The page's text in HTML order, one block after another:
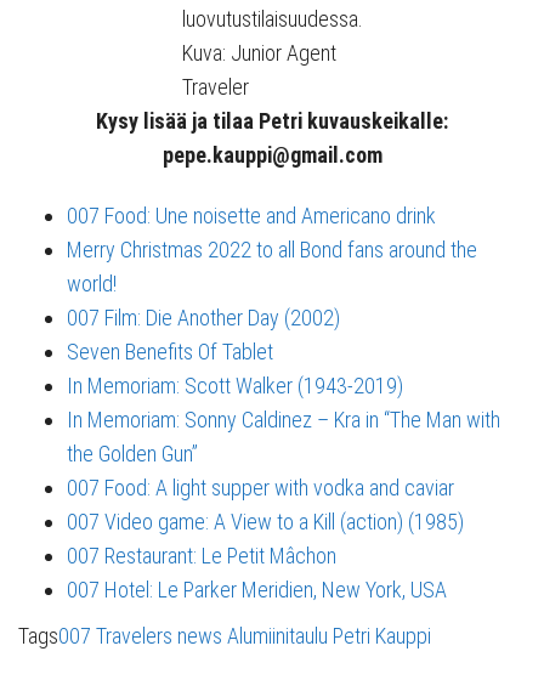
luovutustilaisuudessa.
Kuva: Junior Agent
Traveler
Kysy lisää ja tilaa Petri kuvauskeikalle:
pepe.kauppi@gmail.com
007 Food: Une noisette and Americano drink
Merry Christmas 2022 to all Bond fans around the
world!
007 Film: Die Another Day (2002)
Seven Benefits Of Tablet
In Memoriam: Scott Walker (1943-2019)
In Memoriam: Sonny Caldinez – Kra in “The Man with
the Golden Gun”
007 Food: A light supper with vodka and caviar
007 Video game: A View to a Kill (action) (1985)
007 Restaurant: Le Petit Mâchon
007 Hotel: Le Parker Meridien, New York, USA
Tags007 Travelers news Alumiinitaulu Petri Kauppi